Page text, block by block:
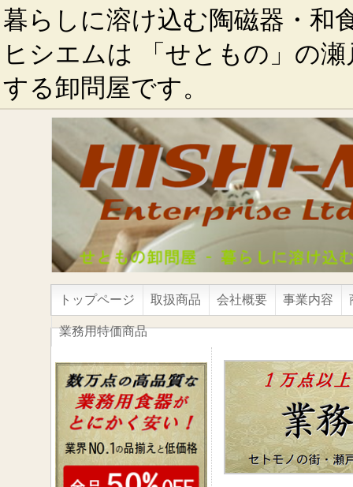
暮らしに溶け込む陶磁器・
ヒシエムは 「せともの」の
する卸問屋です。
トップページ 取扱商品 会社概要 事業内容
業務用特価商品